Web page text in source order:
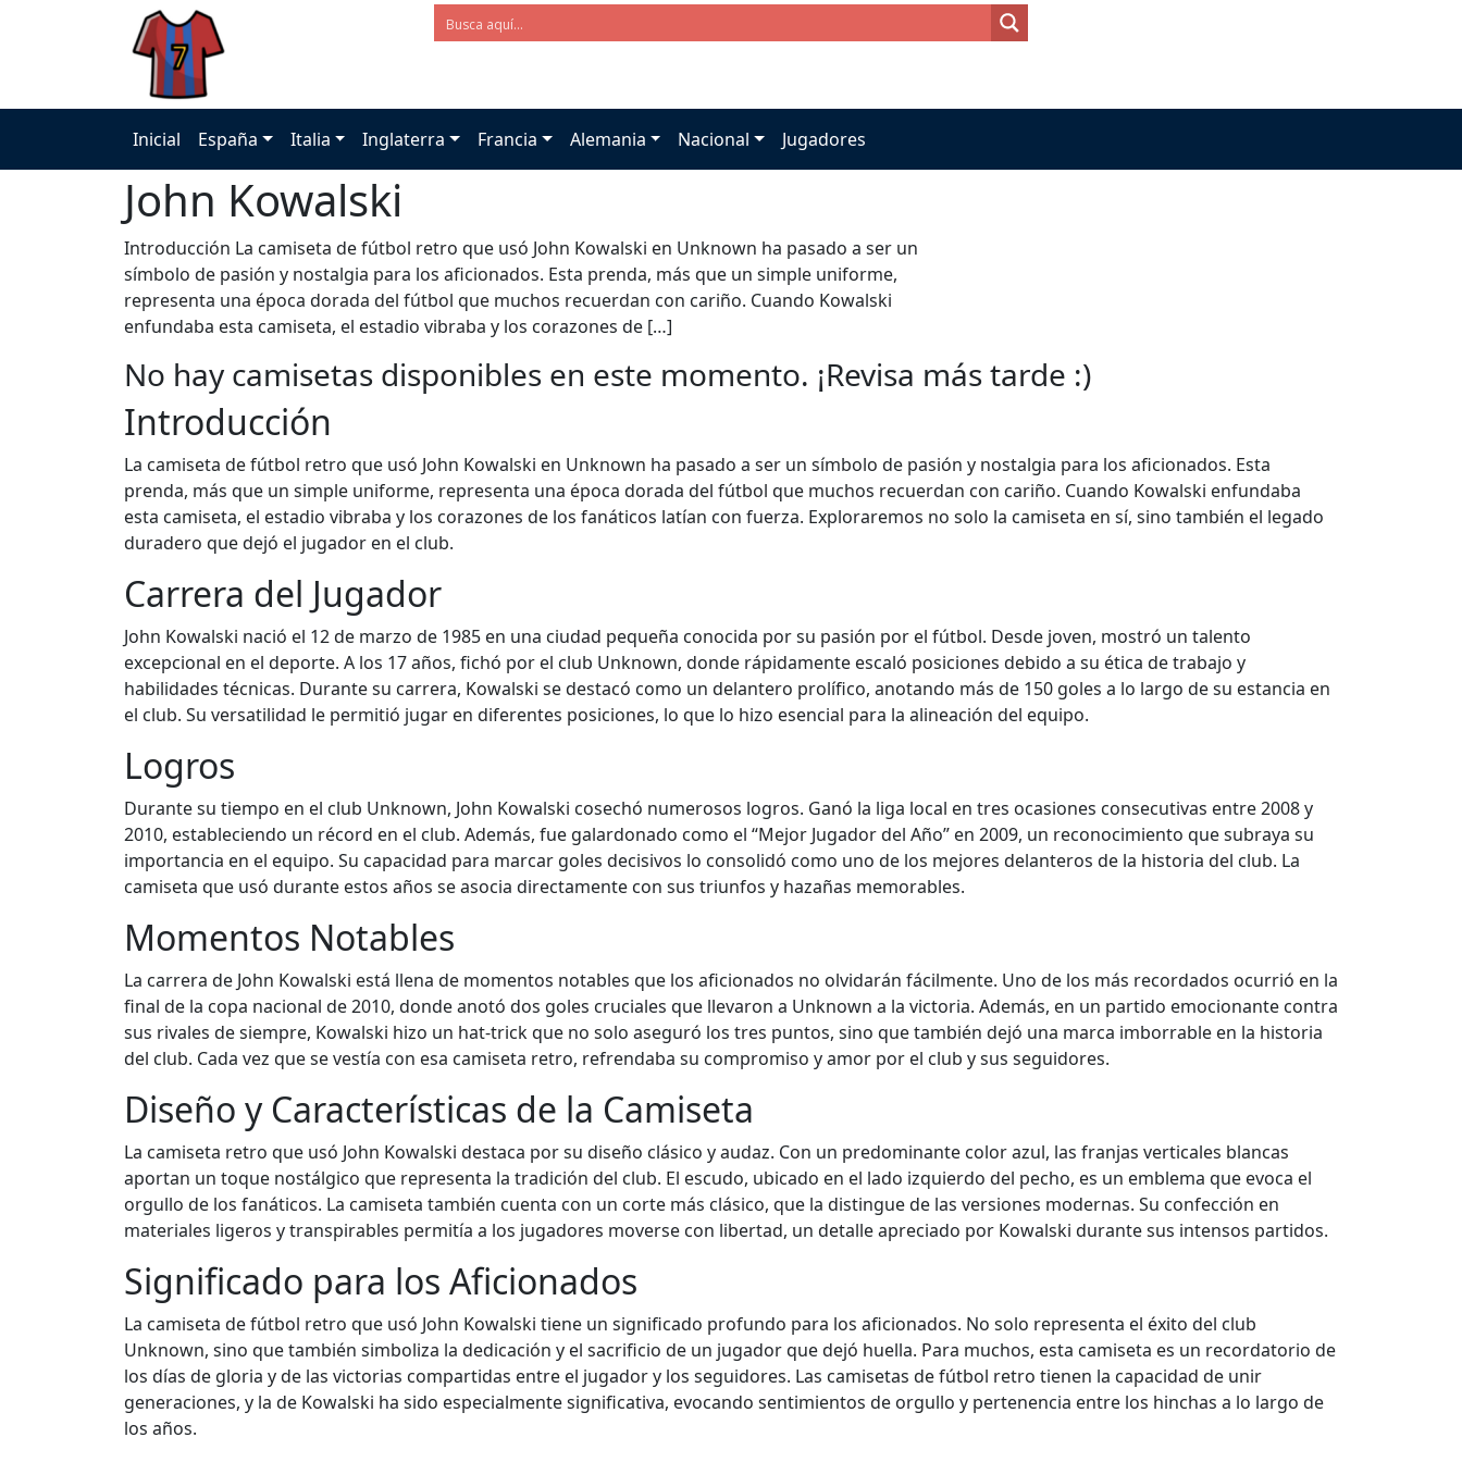
Inicial España Italia Inglaterra Francia Alemania Nacional Jugadores
John Kowalski
Introducción La camiseta de fútbol retro que usó John Kowalski en Unknown ha pasado a ser un
símbolo de pasión y nostalgia para los aficionados. Esta prenda, más que un simple uniforme,
representa una época dorada del fútbol que muchos recuerdan con cariño. Cuando Kowalski
enfundaba esta camiseta, el estadio vibraba y los corazones de […]
No hay camisetas disponibles en este momento. ¡Revisa más tarde :)
Introducción
La camiseta de fútbol retro que usó John Kowalski en Unknown ha pasado a ser un símbolo de pasión y nostalgia para los aficionados. Esta
prenda, más que un simple uniforme, representa una época dorada del fútbol que muchos recuerdan con cariño. Cuando Kowalski enfundaba
esta camiseta, el estadio vibraba y los corazones de los fanáticos latían con fuerza. Exploraremos no solo la camiseta en sí, sino también el legado
duradero que dejó el jugador en el club.
Carrera del Jugador
John Kowalski nació el 12 de marzo de 1985 en una ciudad pequeña conocida por su pasión por el fútbol. Desde joven, mostró un talento
excepcional en el deporte. A los 17 años, fichó por el club Unknown, donde rápidamente escaló posiciones debido a su ética de trabajo y
habilidades técnicas. Durante su carrera, Kowalski se destacó como un delantero prolífico, anotando más de 150 goles a lo largo de su estancia en
el club. Su versatilidad le permitió jugar en diferentes posiciones, lo que lo hizo esencial para la alineación del equipo.
Logros
Durante su tiempo en el club Unknown, John Kowalski cosechó numerosos logros. Ganó la liga local en tres ocasiones consecutivas entre 2008 y
2010, estableciendo un récord en el club. Además, fue galardonado como el “Mejor Jugador del Año” en 2009, un reconocimiento que subraya su
importancia en el equipo. Su capacidad para marcar goles decisivos lo consolidó como uno de los mejores delanteros de la historia del club. La
camiseta que usó durante estos años se asocia directamente con sus triunfos y hazañas memorables.
Momentos Notables
La carrera de John Kowalski está llena de momentos notables que los aficionados no olvidarán fácilmente. Uno de los más recordados ocurrió en la
final de la copa nacional de 2010, donde anotó dos goles cruciales que llevaron a Unknown a la victoria. Además, en un partido emocionante contra
sus rivales de siempre, Kowalski hizo un hat-trick que no solo aseguró los tres puntos, sino que también dejó una marca imborrable en la historia
del club. Cada vez que se vestía con esa camiseta retro, refrendaba su compromiso y amor por el club y sus seguidores.
Diseño y Características de la Camiseta
La camiseta retro que usó John Kowalski destaca por su diseño clásico y audaz. Con un predominante color azul, las franjas verticales blancas
aportan un toque nostálgico que representa la tradición del club. El escudo, ubicado en el lado izquierdo del pecho, es un emblema que evoca el
orgullo de los fanáticos. La camiseta también cuenta con un corte más clásico, que la distingue de las versiones modernas. Su confección en
materiales ligeros y transpirables permitía a los jugadores moverse con libertad, un detalle apreciado por Kowalski durante sus intensos partidos.
Significado para los Aficionados
La camiseta de fútbol retro que usó John Kowalski tiene un significado profundo para los aficionados. No solo representa el éxito del club
Unknown, sino que también simboliza la dedicación y el sacrificio de un jugador que dejó huella. Para muchos, esta camiseta es un recordatorio de
los días de gloria y de las victorias compartidas entre el jugador y los seguidores. Las camisetas de fútbol retro tienen la capacidad de unir
generaciones, y la de Kowalski ha sido especialmente significativa, evocando sentimientos de orgullo y pertenencia entre los hinchas a lo largo de
los años.